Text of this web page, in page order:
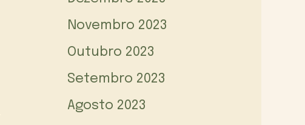
Novembro 2023
Outubro 2023
Setembro 2023
Agosto 2023